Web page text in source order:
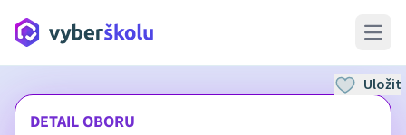
Open
DETAIL OBORU
Uložit